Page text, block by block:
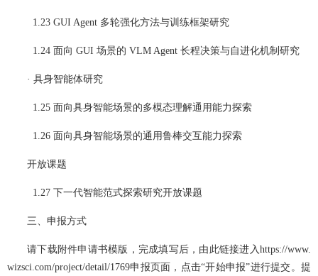
1.23 GUI Agent 多轮强化方法与训练框架研究
1.24 面向 GUI 场景的 VLM Agent 长程决策与自进化机制研究
· 具身智能体研究
1.25 面向具身智能场景的多模态理解通用能力探索
1.26 面向具身智能场景的通用鲁棒交互能力探索
开放课题
1.27 下一代智能范式探索研究开放课题
三、申报方式
请下载附件申请书模版，完成填写后，由此链接进入https://www.
wizsci.com/project/detail/1769申报页面，点击“开始申报”进行提交。提